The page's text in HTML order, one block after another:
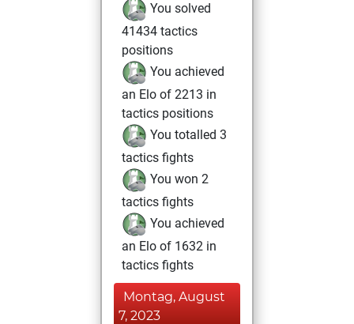
You solved
41434 tactics
positions
You achieved
an Elo of 2213 in
tactics positions
You totalled 3
tactics fights
You won 2
tactics fights
You achieved
an Elo of 1632 in
tactics fights
Montag, August
7, 2023